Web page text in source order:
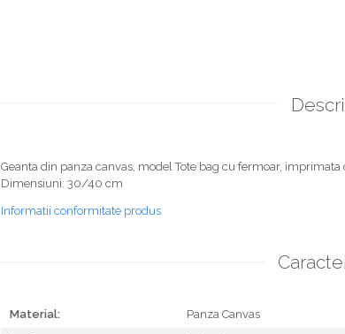
Geanta din panza canvas, model Tote bag cu fermoar, imprimata
Dimensiuni: 30/40 cm
Informatii conformitate produs
Material: Panza Canvas